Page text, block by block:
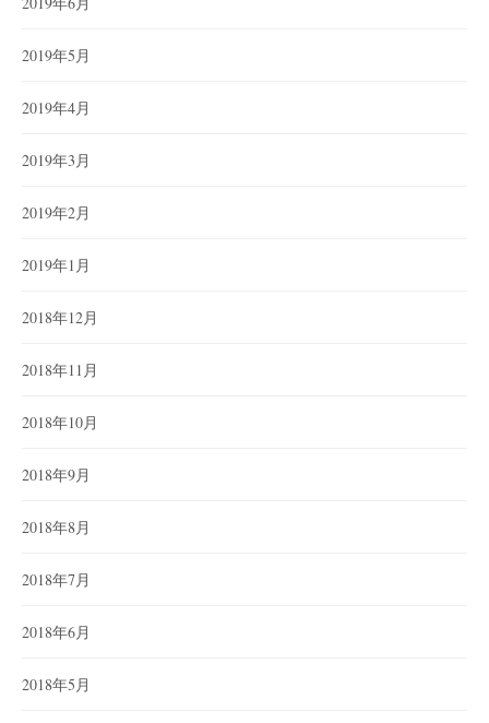
2019年5月
2019年4月
2019年3月
2019年2月
2019年1月
2018年12月
2018年11月
2018年10月
2018年9月
2018年8月
2018年7月
2018年6月
2018年5月